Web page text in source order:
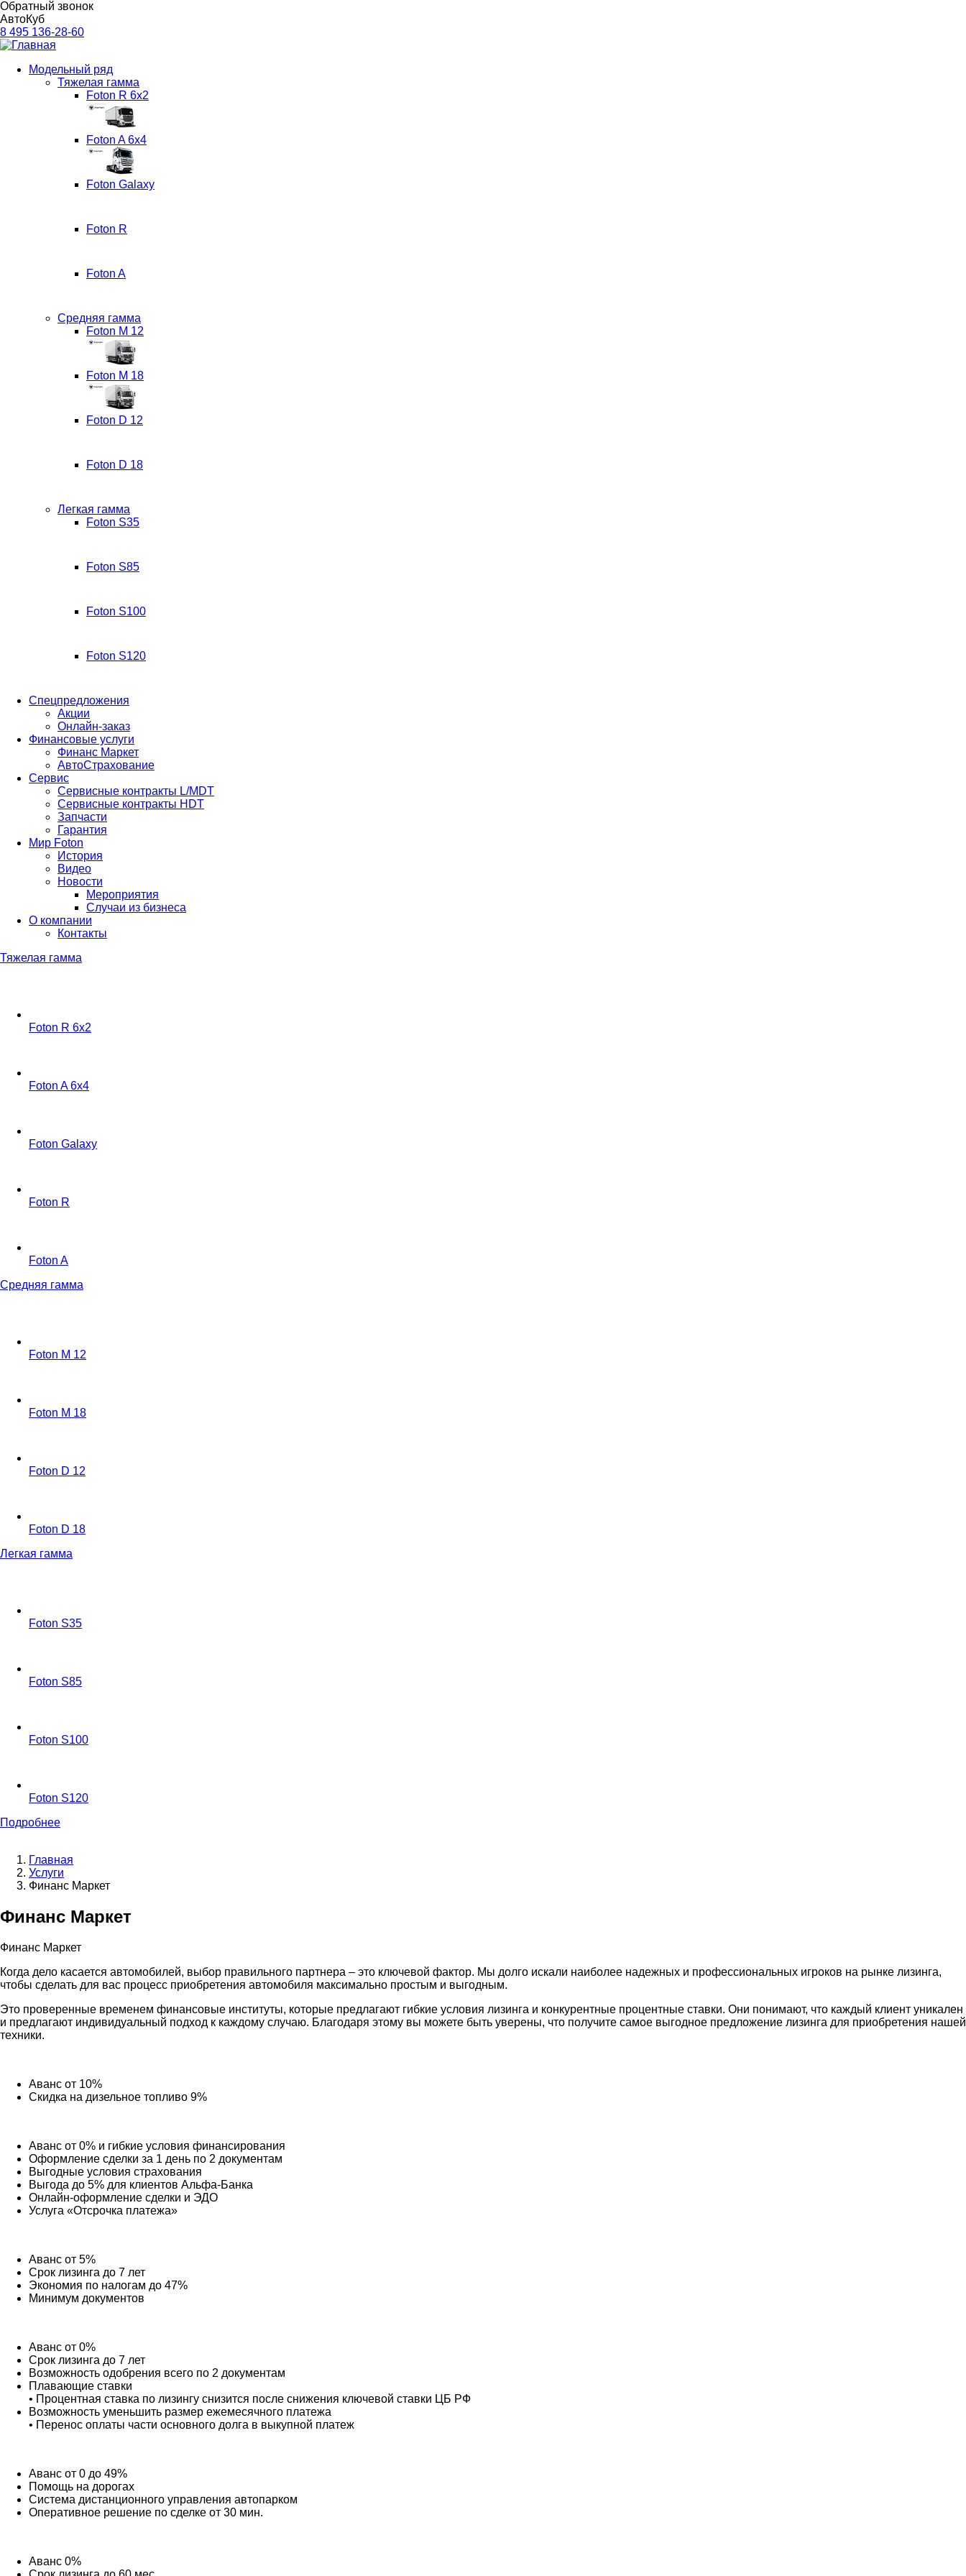
Финанс
Маркет
Обратный звонок
АвтоКуб
8 495 136-28-60
Основная
навигация
Модельный ряд
Тяжелая гамма
Foton R 6x2
Foton A 6x4
Foton Galaxy
Foton R
Foton A
Средняя гамма
Foton M 12
Foton M 18
Foton D 12
Foton D 18
Легкая гамма
Foton S35
Foton S85
Foton S100
Foton S120
Спецпредложения
Акции
Онлайн-заказ
Финансовые услуги
Финанс Маркет
АвтоСтрахование
Сервис
Сервисные контракты L/MDT
Сервисные контракты HDT
Запчасти
Гарантия
Мир Foton
История
Видео
Новости
Мероприятия
Случаи из бизнеса
О компании
Контакты
Тяжелая гамма
Foton R 6x2
Foton A 6x4
Foton Galaxy
Foton R
Foton A
Средняя гамма
Foton M 12
Foton M 18
Foton D 12
Foton D 18
Легкая гамма
Foton S35
Foton S85
Foton S100
Foton S120
Подробнее
Строка
навигации
Главная
Услуги
Финанс Маркет
Финанс Маркет
Финанс Маркет
Когда дело касается автомобилей, выбор правильного партнера – это ключевой фактор. Мы долго искали наиболее надежных и профессиональных игроков на рынке лизинга,
чтобы сделать для вас процесс приобретения автомобиля максимально простым и выгодным.
Это проверенные временем финансовые институты, которые предлагают гибкие условия лизинга и конкурентные процентные ставки. Они понимают, что каждый клиент уникален
и предлагают индивидуальный подход к каждому случаю. Благодаря этому вы можете быть уверены, что получите самое выгодное предложение лизинга для приобретения нашей
техники.
Аванс от 10%
Скидка на дизельное топливо 9%
Аванс от 0% и гибкие условия финансирования
Оформление сделки за 1 день по 2 документам
Выгодные условия страхования
Выгода до 5% для клиентов Альфа-Банка
Онлайн-оформление сделки и ЭДО
Услуга «Отсрочка платежа»
Аванс от 5%
Срок лизинга до 7 лет
Экономия по налогам до 47%
Минимум документов
Аванс от 0%
Срок лизинга до 7 лет
Возможность одобрения всего по 2 документам
Плавающие ставки
• Процентная ставка по лизингу снизится после снижения ключевой ставки ЦБ РФ
Возможность уменьшить размер ежемесячного платежа
• Перенос оплаты части основного долга в выкупной платеж
Аванс от 0 до 49%
Помощь на дорогах
Система дистанционного управления автопарком
Оперативное решение по сделке от 30 мин.
Аванс 0%